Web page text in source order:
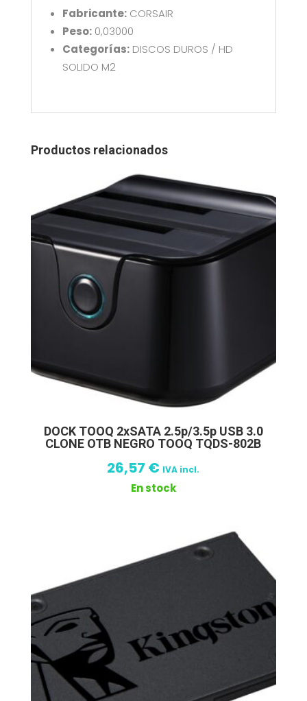
Fabricante:CORSAIR
Peso:0,03000
Categorías:DISCOS DUROS / HD
SOLIDO M2
Productos relacionados
DOCK TOOQ 2xSATA 2.5p/3.5p USB 3.0
CLONE OTB NEGRO TOOQ TQDS-802B
26,57 € IVA incl.
En stock